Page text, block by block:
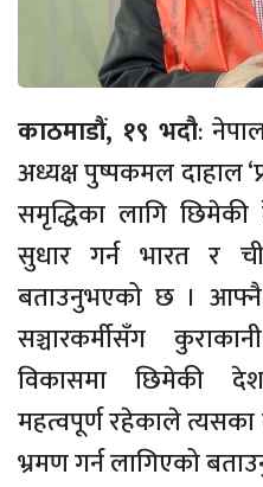
काठमाडौं, १९ भदौ:
अध्यक्ष पुष्पकमल दाहाल
समृद्धिका लागि
सुधार गर्न भारत र
बताउनुभएको छ ।
सञ्चारकर्मीसँग
विकासमा छिमेकी
महत्वपूर्ण रहेकाले
भ्रमण गर्न लागिएको